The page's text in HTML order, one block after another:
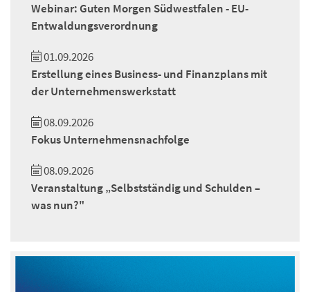
Webinar: Guten Morgen Südwestfalen - EU-
Entwaldungsverordnung
01.09.2026
Erstellung eines Business- und Finanzplans mit
der Unternehmenswerkstatt
08.09.2026
Fokus Unternehmensnachfolge
08.09.2026
Veranstaltung „Selbstständig und Schulden –
was nun?"